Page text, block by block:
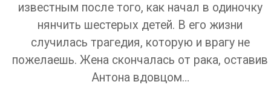
известным после того, как начал в одиночку
нянчить шестерых детей. В его жизни
случилась трагедия, которую и врагу не
пожелаешь. Жена скончалась от рака, оставив
Антона вдовцом…